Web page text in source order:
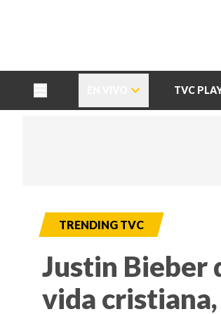
TVC
TRENDING TVC
Justin Bieber
vida